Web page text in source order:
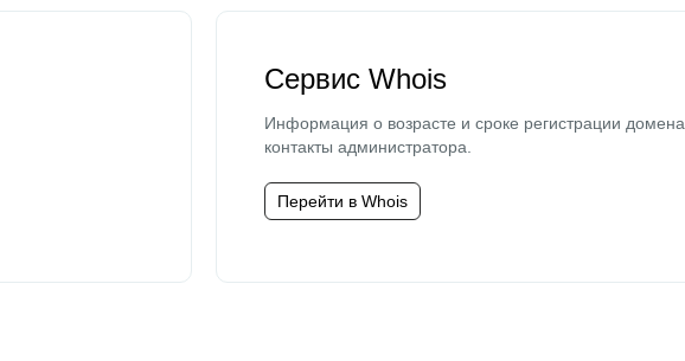
Сервис Whois
Информация о возрасте и сроке регистрации домена,
контакты администратора.
Перейти в Whois